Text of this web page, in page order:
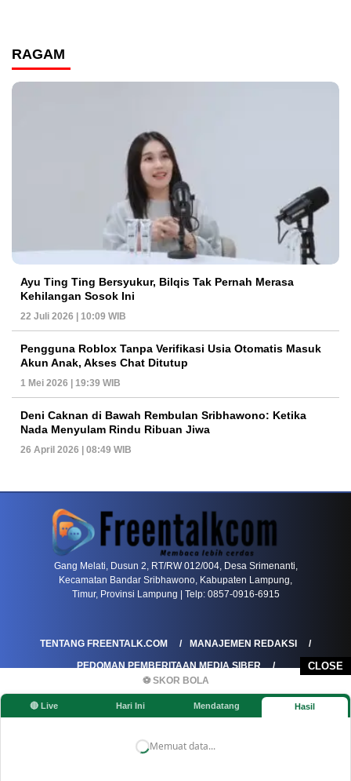
CLOSE
⚽ SKOR BOLA
🔴 Live Hari Ini Mendatang Hasil
Memuat data...
RAGAM
Ayu Ting Ting Bersyukur, Bilqis Tak Pernah Merasa
Kehilangan Sosok Ini
22 Juli 2026 | 10:09 WIB
Pengguna Roblox Tanpa Verifikasi Usia Otomatis Masuk
Akun Anak, Akses Chat Ditutup
1 Mei 2026 | 19:39 WIB
Deni Caknan di Bawah Rembulan Sribhawono: Ketika
Nada Menyulam Rindu Ribuan Jiwa
26 April 2026 | 08:49 WIB
Gang Melati, Dusun 2, RT/RW 012/004, Desa Srimenanti,
Kecamatan Bandar Sribhawono, Kabupaten Lampung,
Timur, Provinsi Lampung | Telp: 0857-0916-6915
TENTANG FREENTALK.COM
MANAJEMEN REDAKSI
PEDOMAN PEMBERITAAN MEDIA SIBER
PEDOMAN PEMBERITAAN RAMAH ANAK
KOREKSI & KLARIFIKASI
KEBIJAKAN IKLAN / ADVERTORIAL